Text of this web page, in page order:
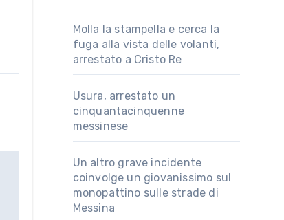
Molla la stampella e cerca la
fuga alla vista delle volanti,
arrestato a Cristo Re
Usura, arrestato un
cinquantacinquenne
messinese
Un altro grave incidente
coinvolge un giovanissimo sul
monopattino sulle strade di
Messina